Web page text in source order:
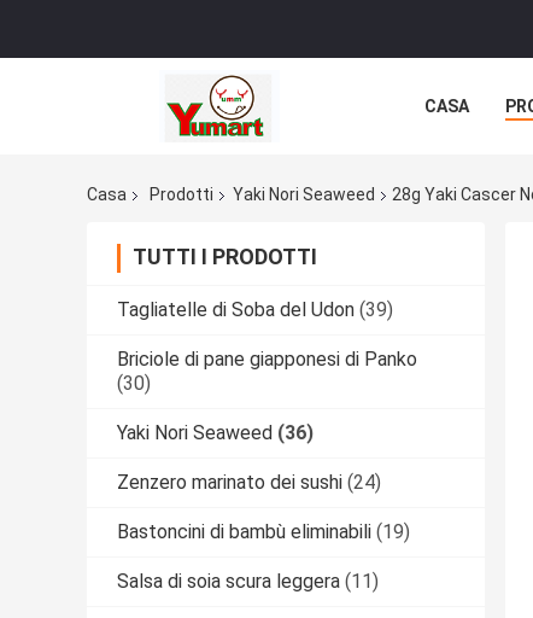
CASA
Casa Prodotti Yaki Nori Seaweed 28g Yaki Cascer
TUTTI I PRODOTTI
Tagliatelle di Soba del Udon (39)
Briciole di pane giapponesi di Panko
(30)
Yaki Nori Seaweed (36)
Zenzero marinato dei sushi (24)
Bastoncini di bambù eliminabili (19)
Salsa di soia scura leggera (11)